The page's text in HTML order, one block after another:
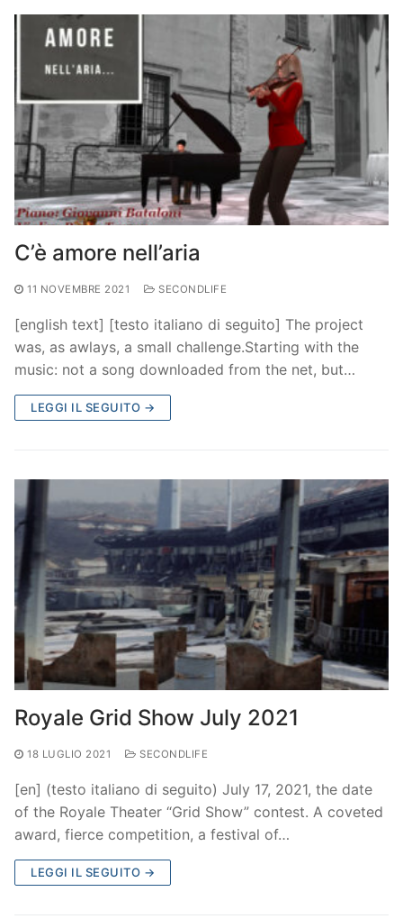
C’è amore nell’aria
11 NOVEMBRE 2021 SECONDLIFE
[english text] [testo italiano di seguito] The project
was, as awlays, a small challenge.Starting with the
music: not a song downloaded from the net, but…
LEGGI IL SEGUITO →
Royale Grid Show July 2021
18 LUGLIO 2021 SECONDLIFE
[en] (testo italiano di seguito) July 17, 2021, the date
of the Royale Theater “Grid Show” contest. A coveted
award, fierce competition, a festival of…
LEGGI IL SEGUITO →